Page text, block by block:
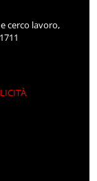
cerco lavoro,